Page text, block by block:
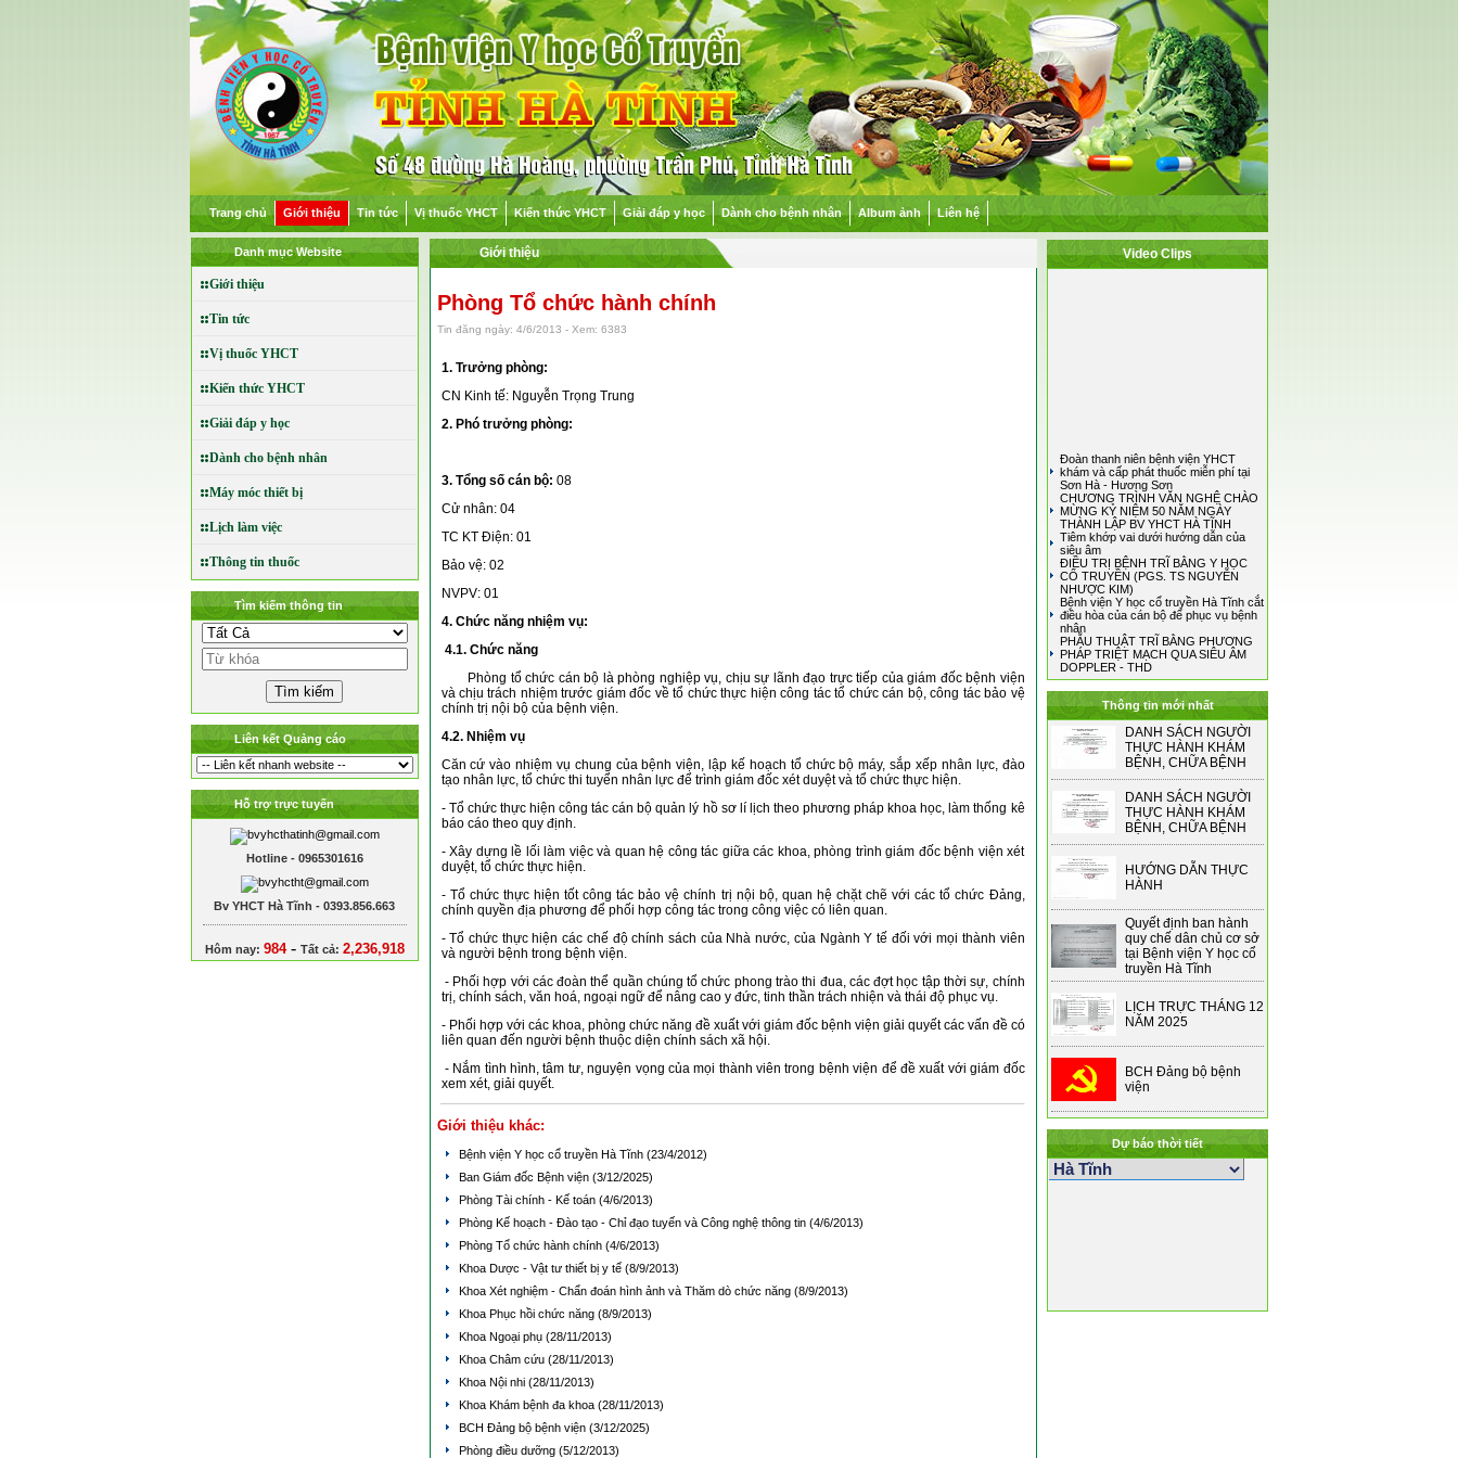
Trang chủ Giới thiệu Tin tức Vị thuốc YHCT Kiến thức YHCT Giải đáp y học Dành cho bệnh nhân Album ảnh Liên hệ
Danh mục Website
Giới thiệu
Tin tức
Vị thuốc YHCT
Kiến thức YHCT
Giải đáp y học
Dành cho bệnh nhân
Máy móc thiết bị
Lịch làm việc
Thông tin thuốc
Tìm kiếm thông tin
Liên kết Quảng cáo
Hỗ trợ trực tuyến
Hotline - 0965301616
Bv YHCT Hà Tĩnh - 0393.856.663
Hôm nay: 984- Tất cả: 2,236,918
Giới thiệu
Phòng Tổ chức hành chính
Tin đăng ngày: 4/6/2013 - Xem: 6383
1. Trưởng phòng:
CN Kinh tế: Nguyễn Trọng Trung
2. Phó trưởng phòng:
3. Tổng số cán bộ: 08
Cử nhân: 04
TC KT Điện: 01
Bảo vệ: 02
NVPV: 01
4. Chức năng nhiệm vụ:
4.1. Chức năng
Phòng tổ chức cán bộ là phòng nghiệp vụ, chịu sự lãnh đạo trực tiếp của giám đốc bệnh viện
và chịu trách nhiệm trước giám đốc về tổ chức thực hiện công tác tổ chức cán bộ, công tác bảo vệ
chính trị nội bộ của bệnh viện.
4.2. Nhiệm vụ
Căn cứ vào nhiệm vụ chung của bệnh viện, lập kế hoạch tổ chức bộ máy, sắp xếp nhân lực, đào
tạo nhân lực, tổ chức thi tuyển nhân lực để trình giám đốc xét duyệt và tổ chức thực hiện.
- Tổ chức thực hiện công tác cán bộ quản lý hồ sơ lí lịch theo phương pháp khoa học, làm thống kê
báo cáo theo quy định.
- Xây dựng lề lối làm việc và quan hệ công tác giữa các khoa, phòng trình giám đốc bệnh viện xét
duyệt, tổ chức thực hiện.
- Tổ chức thực hiện tốt công tác bảo vệ chính trị nội bộ, quan hệ chặt chẽ với các tổ chức Đảng,
chính quyền địa phương để phối hợp công tác trong công việc có liên quan.
- Tổ chức thực hiện các chế độ chính sách của Nhà nước, của Ngành Y tế đối với mọi thành viên
và người bệnh trong bệnh viện.
- Phối hợp với các đoàn thể quần chúng tổ chức phong trào thi đua, các đợt học tập thời sự, chính
trị, chính sách, văn hoá, ngoại ngữ để nâng cao y đức, tinh thần trách nhiện và thái độ phục vụ.
- Phối hợp với các khoa, phòng chức năng đề xuất với giám đốc bệnh viện giải quyết các vấn đề có
liên quan đến người bệnh thuộc diện chính sách xã hội.
- Nắm tình hình, tâm tư, nguyện vọng của mọi thành viên trong bệnh viện để đề xuất với giám đốc
xem xét, giải quyết.
Giới thiệu khác:
Bệnh viện Y học cổ truyền Hà Tĩnh (23/4/2012)
Ban Giám đốc Bệnh viện (3/12/2025)
Phòng Tài chính - Kế toán (4/6/2013)
Phòng Kế hoạch - Đào tạo - Chỉ đạo tuyến và Công nghệ thông tin (4/6/2013)
Phòng Tổ chức hành chính (4/6/2013)
Khoa Dược - Vật tư thiết bị y tế (8/9/2013)
Khoa Xét nghiệm - Chẩn đoán hình ảnh và Thăm dò chức năng (8/9/2013)
Khoa Phục hồi chức năng (8/9/2013)
Khoa Ngoại phụ (28/11/2013)
Khoa Châm cứu (28/11/2013)
Khoa Nội nhi (28/11/2013)
Khoa Khám bệnh đa khoa (28/11/2013)
BCH Đảng bộ bệnh viện (3/12/2025)
Phòng điều dưỡng (5/12/2013)
Video Clips
Đoàn thanh niên bệnh viện YHCT
khám và cấp phát thuốc miễn phí tại
Sơn Hà - Hương Sơn
CHƯƠNG TRÌNH VĂN NGHỆ CHÀO
MỪNG KỶ NIỆM 50 NĂM NGÀY
THÀNH LẬP BV YHCT HÀ TĨNH
Tiêm khớp vai dưới hướng dẫn của
siêu âm
ĐIỀU TRỊ BỆNH TRĨ BẰNG Y HỌC
CỔ TRUYỀN (PGS. TS NGUYỄN
NHƯỢC KIM)
Bệnh viện Y học cổ truyền Hà Tĩnh cắt
điều hòa của cán bộ để phục vụ bệnh
nhân
PHẪU THUẬT TRĨ BẰNG PHƯƠNG
PHÁP TRIỆT MẠCH QUA SIÊU ÂM
DOPPLER - THD
Thông tin mới nhất
DANH SÁCH NGƯỜI
THỰC HÀNH KHÁM
BỆNH, CHỮA BỆNH
DANH SÁCH NGƯỜI
THỰC HÀNH KHÁM
BỆNH, CHỮA BỆNH
HƯỚNG DẪN THỰC
HÀNH
Quyết định ban hành
quy chế dân chủ cơ sở
tại Bệnh viện Y học cổ
truyền Hà Tĩnh
LỊCH TRỰC THÁNG 12
NĂM 2025
BCH Đảng bộ bệnh
viện
Dự báo thời tiết